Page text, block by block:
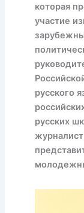
которая
участие
русского
русских